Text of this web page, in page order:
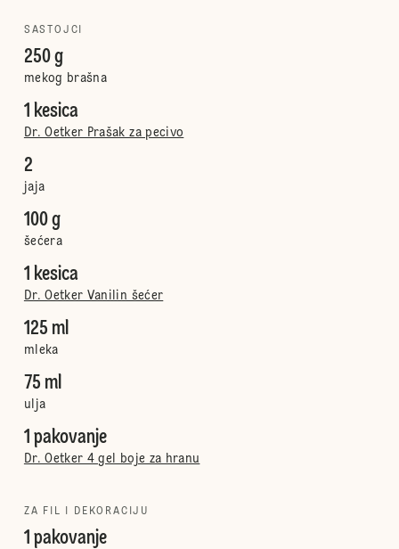
SASTOJCI
250 g
mekog brašna
1 kesica
Dr. Oetker Prašak za pecivo
2
jaja
100 g
šećera
1 kesica
Dr. Oetker Vanilin šećer
125 ml
mleka
75 ml
ulja
1 pakovanje
Dr. Oetker 4 gel boje za hranu
ZA FIL I DEKORACIJU
1 pakovanje